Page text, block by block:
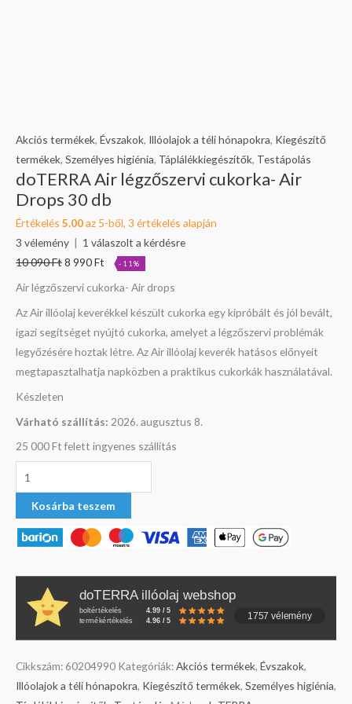
Akciós termékek, Évszakok, Illóolajok a téli hónapokra, Kiegészítő
termékek, Személyes higiénia, Táplálékkiegészítők, Testápolás
doTERRA Air légzőszervi cukorka- Air
Drops 30 db
Értékelés 5.00az 5-ből, 3 értékelés alapján
3 vélemény | 1 válaszolt a kérdésre
10 090Ft8 990Ft -11%
Air légzőszervi cukorka- Air drops
Az Air illóolaj keverékkel készült cukorka egy kipróbált és jól bevált,
igazi segítséget nyújtó cukorka, amelyet a légzőszervi problémák
legyőzésére hoztak létre. Az Air illóolaj keverék hatásos előnyeit
megtapasztalhatja napközben a praktikus cukorkák használatával.
Készleten
Várható szállítás: 2026. augusztus 8.
25 000 Ft felett ingyenes szállítás
Kosárba teszem
doTERRA illóolaj webshop
boltértékelés 4.99 / 5
termékértékelés 4.96 / 5 1757 vélemény
Cikkszám: 60204990 Kategóriák:Akciós termékek, Évszakok,
Illóolajok a téli hónapokra, Kiegészítő termékek, Személyes higiénia,